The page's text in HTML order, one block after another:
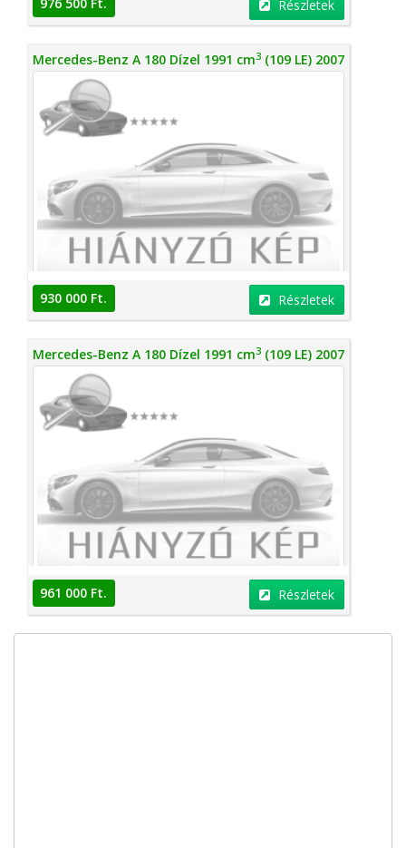
Részletek
Mercedes-Benz A 180 Dízel 1991 cm3 (109 LE) 2007
930 000 Ft. Részletek
Mercedes-Benz A 180 Dízel 1991 cm3 (109 LE) 2007
961 000 Ft. Részletek